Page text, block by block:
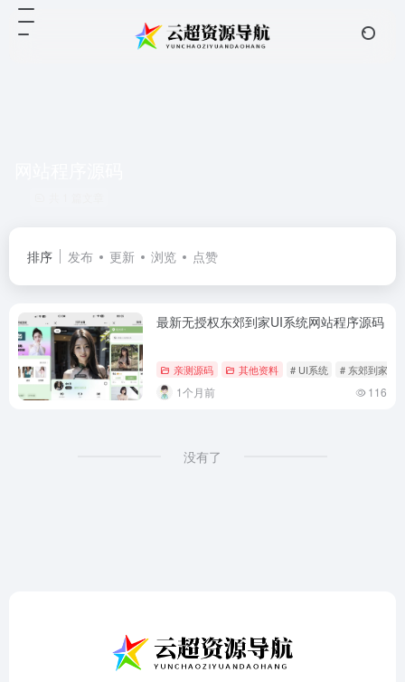
排序 发布 更新 浏览 点赞
最新无授权东郊到家UI系统网站程序源码
亲测源码 其他资料 # UI系统 # 东郊到家
1个月前 116
没有了